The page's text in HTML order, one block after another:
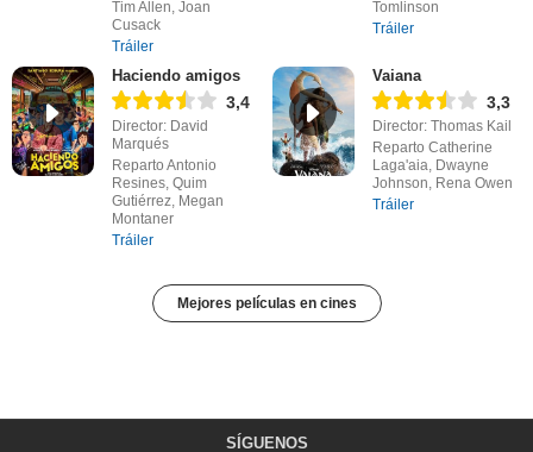
Tim Allen, Joan
Cusack
Tráiler
Tomlinson
Tráiler
Haciendo amigos
3,4
Director: David
Marqués
Reparto Antonio
Resines, Quim
Gutiérrez, Megan
Montaner
Tráiler
Vaiana
3,3
Director: Thomas Kail
Reparto Catherine
Laga'aia, Dwayne
Johnson, Rena Owen
Tráiler
Mejores películas en cines
SÍGUENOS